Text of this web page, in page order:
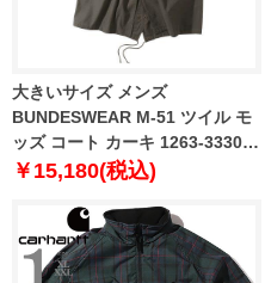
大きいサイズ メンズ
BUNDESWEAR M-51 ツイル モ
ッズ コート カーキ 1263-3330-1
3L 4L 5L 6L 8L
￥15,180(税込)